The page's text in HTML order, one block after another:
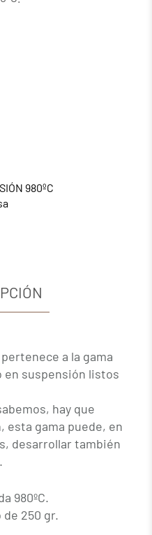
980ºC
a la gama
en suspensión listos
hay que
esta gama puede, en
desarrollar también
980ºC.
250 gr.